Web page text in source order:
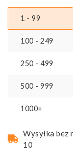
1 - 99
100 - 249
250 - 499
500 - 999
1000+
Wysyłka bez
10